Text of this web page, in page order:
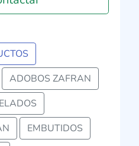
ADOBOS ZAFRAN
EMBUTIDOS